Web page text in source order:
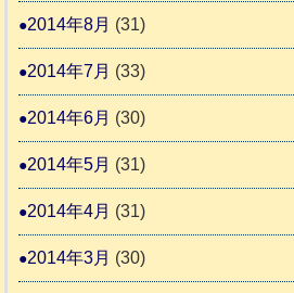
2014年8月 (31)
2014年7月 (33)
2014年6月 (30)
2014年5月 (31)
2014年4月 (31)
2014年3月 (30)